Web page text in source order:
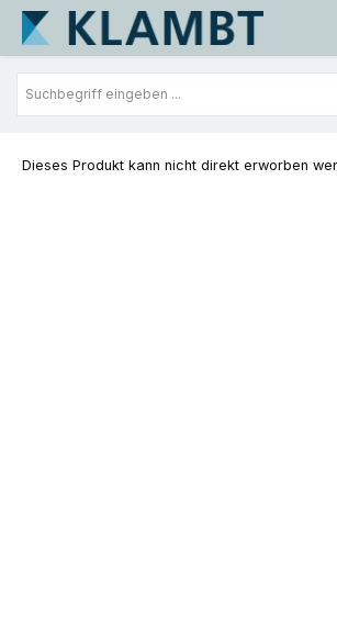
Zum Hauptinhalt springen
Dieses Produkt kann nicht direkt erworben